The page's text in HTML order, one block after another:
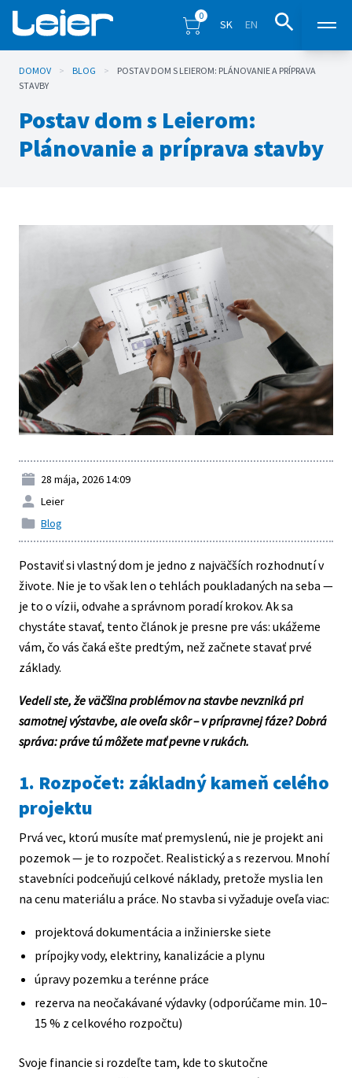
0
SK EN
Produkty
Predajné miesta
Blog
Na stiahnutie
Kontakty
DOMOV > BLOG >
POSTAV DOM S LEIEROM: PLÁNOVANIE A PRÍPRAVA
STAVBY
Postav dom s Leierom:
Plánovanie a príprava stavby
28 mája, 2026 14:09
Leier
Blog
Postaviť si vlastný dom je jedno z najväčších rozhodnutí v
živote. Nie je to však len o tehlách poukladaných na seba —
je to o vízii, odvahe a správnom poradí krokov. Ak sa
chystáte stavať, tento článok je presne pre vás: ukážeme
vám, čo vás čaká ešte predtým, než začnete stavať prvé
základy.
Vedeli ste, že väčšina problémov na stavbe nevzniká pri
samotnej výstavbe, ale oveľa skôr – v prípravnej fáze? Dobrá
správa: práve tú môžete mať pevne v rukách.
1. Rozpočet: základný kameň celého
projektu
Prvá vec, ktorú musíte mať premyslenú, nie je projekt ani
pozemok — je to rozpočet. Realistický a s rezervou. Mnohí
stavebníci podceňujú celkové náklady, pretože myslia len
na cenu materiálu a práce. No stavba si vyžaduje oveľa viac:
projektová dokumentácia a inžinierske siete
prípojky vody, elektriny, kanalizácie a plynu
úpravy pozemku a terénne práce
rezerva na neočakávané výdavky (odporúčame min. 10–
15 % z celkového rozpočtu)
Svoje financie si rozdeľte tam, kde to skutočne